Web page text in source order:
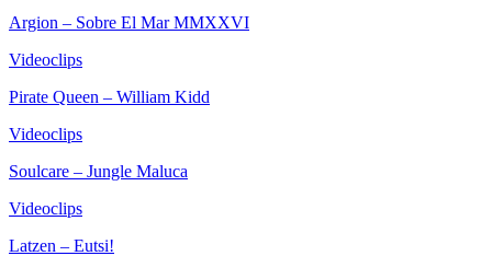
Argion – Sobre El Mar MMXXVI
Videoclips
Pirate Queen – William Kidd
Videoclips
Soulcare – Jungle Maluca
Videoclips
Latzen – Eutsi!